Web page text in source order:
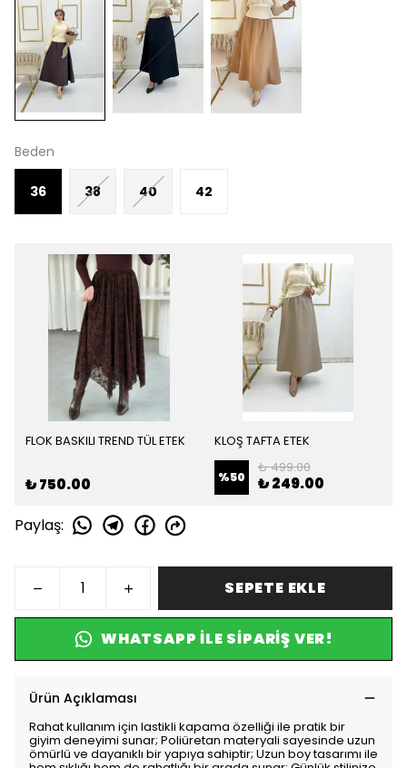
Beden
36 38 40 42
FLOK BASKILI TREND TÜL ETEK
₺ 750.00
KLOŞ TAFTA ETEK
%50
₺ 499.00
₺ 249.00
Paylaş:
SEPETE EKLE
WHATSAPP ILE SIPARIŞ VER!
Ürün Açıklaması
Rahat kullanım için lastikli kapama özelliği ile pratik bir
giyim deneyimi sunar; Poliüretan materyali sayesinde uzun
ömürlü ve dayanıklı bir yapıya sahiptir; Uzun boy tasarımı ile